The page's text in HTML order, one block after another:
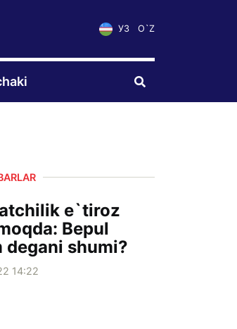
УЗ O`Z
e`tiroz
Bepul
shumi?
14:22